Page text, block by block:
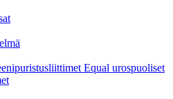
Equal urospuoliset